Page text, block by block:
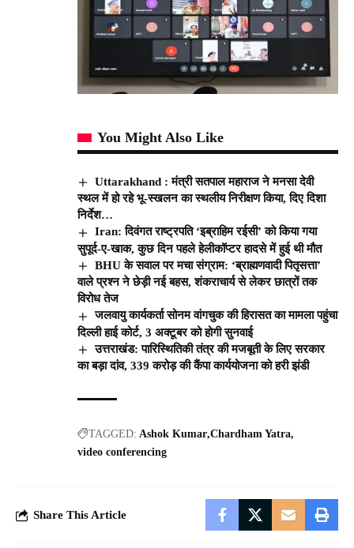
You Might Also Like
Uttarakhand : मंत्री सतपाल महाराज ने मनसा देवी
स्थल में हो रहे भू-स्खलन का स्थलीय निरीक्षण किया, दिए दिशा
निर्देश…
Iran: दिवंगत राष्ट्रपति ‘इब्राहिम रईसी’ को किया गया
सुपूर्द-ए-खाक, कुछ दिन पहले हेलीकॉप्टर हादसे में हुई थी मौत
BHU के सवाल पर मचा संग्राम: ‘ब्राह्मणवादी पितृसत्ता’
वाले प्रश्न ने छेड़ी नई बहस, शंकराचार्य से लेकर छात्रों तक
विरोध तेज
जलवायु कार्यकर्ता सोनम वांगचुक की हिरासत का मामला पहुंचा
दिल्ली हाई कोर्ट, 3 अक्टूबर को होगी सुनवाई
उत्तराखंड: पारिस्थितिकी तंत्र की मजबूती के लिए सरकार
का बड़ा दांव, 339 करोड़ की कैंपा कार्ययोजना को हरी झंडी
TAGGED: Ashok Kumar Chardham Yatra
video conferencing
Share This Article